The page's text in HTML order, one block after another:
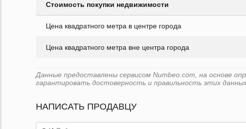
Стоимость покупки недвижимости
Цена квадратного метра в центре города
Цена квадратного метра вне центра города
Данные предоставлены сервисом Numbeo.com, на основе
гарантировать достоверность и правильность этих
НАПИСАТЬ ПРОДАВЦУ